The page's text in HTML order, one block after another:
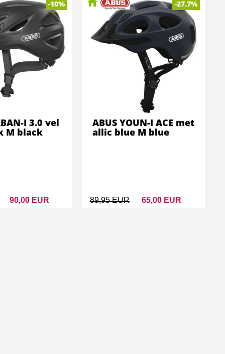
-10%
90,00 EUR
I 3.0 vel
M black
-27.7%
89,95 EUR 65,00 EUR
ABUS YOUN-I ACE met
allic blue M blue